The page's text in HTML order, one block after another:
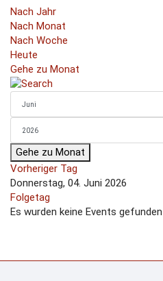
Nach Jahr
Nach Monat
Nach Woche
Heute
Gehe zu Monat
Gehe zu Monat
Vorheriger Tag
Donnerstag, 04. Juni 2026
Folgetag
Es wurden keine Events gefunden